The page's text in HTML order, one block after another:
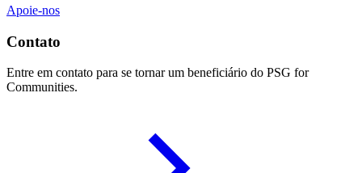
Apoie-nos
Contato
Entre em contato para se tornar um beneficiário do PSG for
Communities.